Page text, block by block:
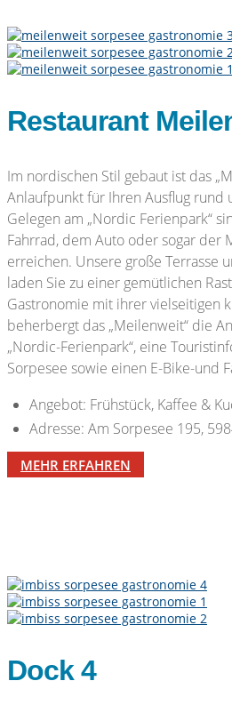
Restaurant
Im nordischen Stil gebaut ist das
Anlaufpunkt für Ihren Ausflug rund
Gelegen am „Nordic Ferienpark“
Fahrrad, dem Auto oder sogar der
erreichen. Unsere große Terrasse
laden Sie zu einer gemütlichen
Gastronomie mit ihrer vielseitigen
beherbergt das „Meilenweit“ die
„Nordic-Ferienpark“, eine
Sorpesee sowie einen E-Bike-und
Angebot: Frühstück, Kaffee &
Adresse: Am Sorpesee 195,
MEHR ERFAHREN
Dock 4